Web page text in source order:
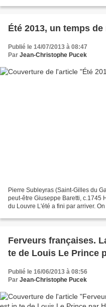
Été 2013, un temps
Publié le 14/07/2013 à 08:47
Par Jean-Christophe Pucek
Pierre Subleyras (Saint-Gilles du
peut-être Giuseppe Baretti, c.1745
du Louvre L'été a fini par arriver.
Ferveurs françaises.
te de Louis Le Prince
Publié le 16/06/2013 à 08:56
Par Jean-Christophe Pucek